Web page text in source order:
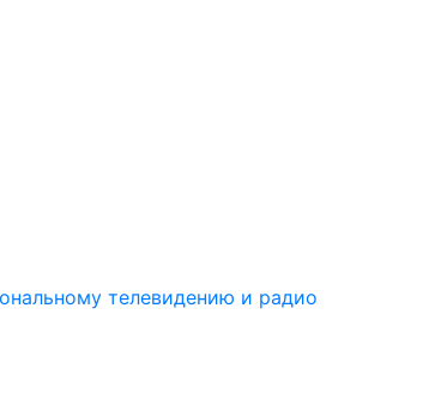
телевидению и радио